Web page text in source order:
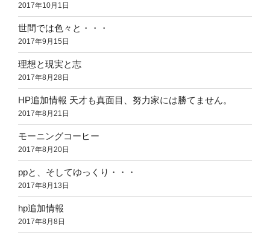
2017年10月1日
世間では色々と・・・
2017年9月15日
理想と現実と志
2017年8月28日
HP追加情報 天才も真面目、努力家には勝てません。
2017年8月21日
モーニングコーヒー
2017年8月20日
ppと、そしてゆっくり・・・
2017年8月13日
hp追加情報
2017年8月8日